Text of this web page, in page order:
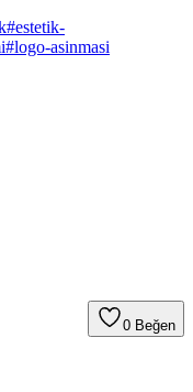
#estetik-
#logo-asinmasi
0 Beğen